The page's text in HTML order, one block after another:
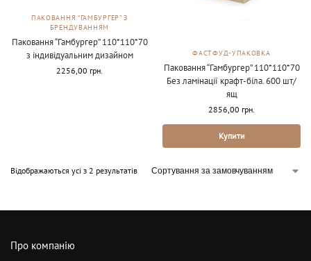
ПАКОВАННЯ “ГАМБУРГЕР” З
БРЕНДУВАННЯМ
Паковання “Гамбургер” 110*110*70
з індивідуальним дизайном
2256,00 грн.
ФАСТФУД-УПАКОВКА
Паковання “Гамбургер” 110*110*70
Без ламінації крафт-біла. 600 шт/
ящ
2856,00 грн.
Купити
Відображаються усі з 2 результатів
Про компанію